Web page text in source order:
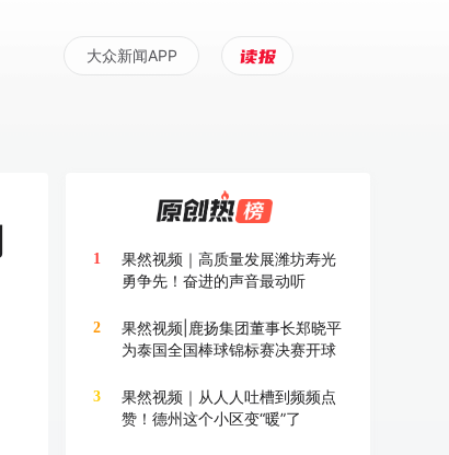
大众新闻APP
1
果然视频｜高质量发展潍坊寿光
勇争先！奋进的声音最动听
2
果然视频|鹿扬集团董事长郑晓平
为泰国全国棒球锦标赛决赛开球
3
果然视频｜从人人吐槽到频频点
赞！德州这个小区变“暖”了